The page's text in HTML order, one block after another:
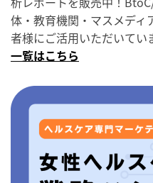
体・教育機関・マスメディ
者様にご活用いただいてい
一覧はこちら